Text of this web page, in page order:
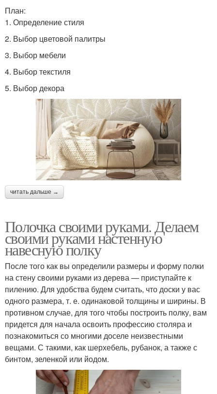
План:
1. Определение стиля
2. Выбор цветовой палитры
3. Выбор мебели
4. Выбор текстиля
5. Выбор декора
читать дальше →
Полочка своими руками. Делаем
своими руками настенную
навесную полку
После того как вы определили размеры и форму полки
на стену своими руками из дерева — приступайте к
пилению. Для удобства будем считать, что доски у вас
одного размера, т. е. одинаковой толщины и ширины. В
противном случае, для того чтобы построить полку, вам
придется для начала освоить профессию столяра и
познакомиться со многими доселе неизвестными
вещами. С такими, как шерхебель, рубанок, а также с
бинтом, зеленкой или йодом.